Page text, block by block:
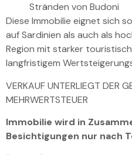
Stränden von Budoni
Diese Immobilie eignet sich
auf Sardinien als auch als
Region mit starker
langfristigem
VERKAUF UNTERLIEGT DER
MEHRWERTSTEUER
Immobilie wird in
Besichtigungen nur nach